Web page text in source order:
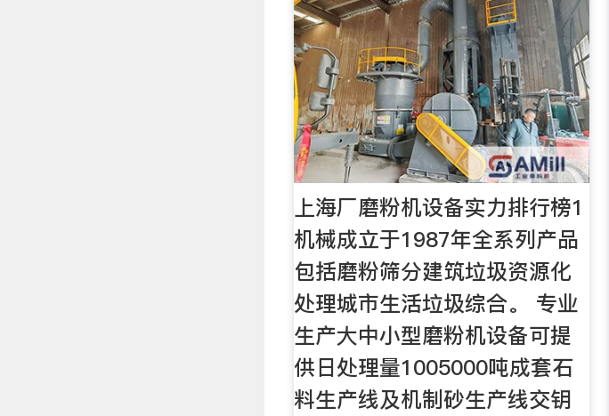
上海厂磨粉机设备实力排行榜1
机械成立于1987年全系列产品
包括磨粉筛分建筑垃圾资源化
处理城市生活垃圾综合。 专业
生产大中小型磨粉机设备可提
供日处理量1005000吨成套石
料生产线及机制砂生产线交钥